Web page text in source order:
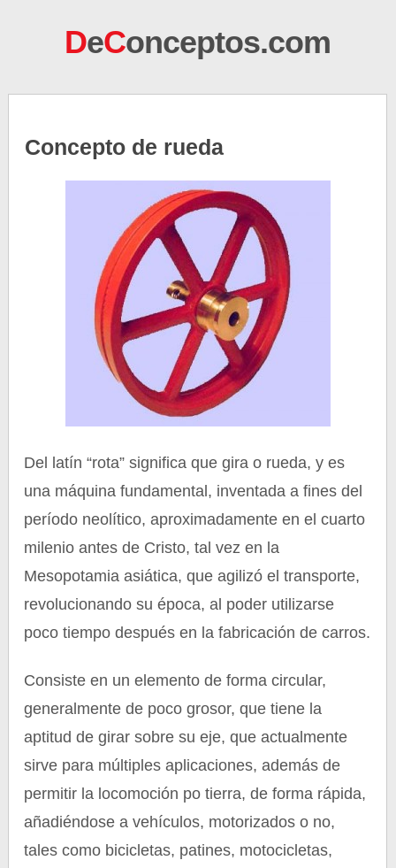
DeConceptos.com
Concepto de rueda
Del latín “rota” significa que gira o rueda, y es
una máquina fundamental, inventada a fines del
período neolítico, aproximadamente en el cuarto
milenio antes de Cristo, tal vez en la
Mesopotamia asiática, que agilizó el transporte,
revolucionando su época, al poder utilizarse
poco tiempo después en la fabricación de carros.
Consiste en un elemento de forma circular,
generalmente de poco grosor, que tiene la
aptitud de girar sobre su eje, que actualmente
sirve para múltiples aplicaciones, además de
permitir la locomoción po tierra, de forma rápida,
añadiéndose a vehículos, motorizados o no,
tales como bicicletas, patines, motocicletas,